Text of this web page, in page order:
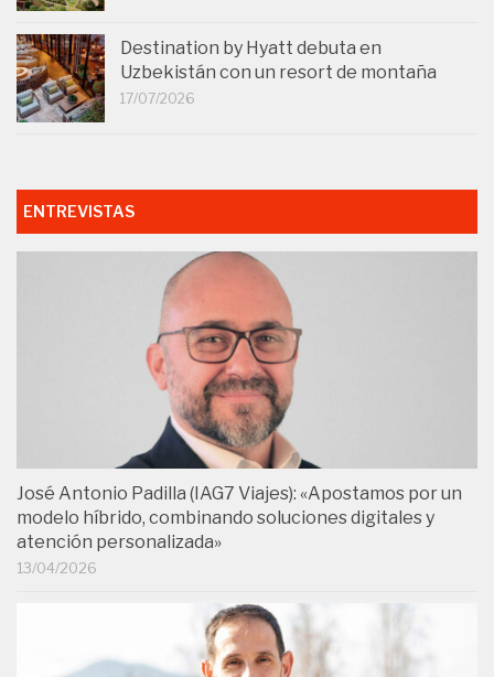
Destination by Hyatt debuta en
Uzbekistán con un resort de montaña
17/07/2026
ENTREVISTAS
José Antonio Padilla (IAG7 Viajes): «Apostamos por un
modelo híbrido, combinando soluciones digitales y
atención personalizada»
13/04/2026